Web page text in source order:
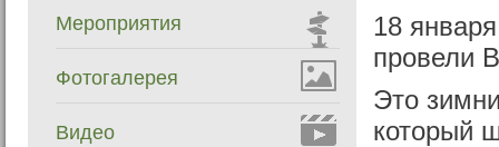
Мероприятия
Фотогалерея
Видео
18
провели
Это
который